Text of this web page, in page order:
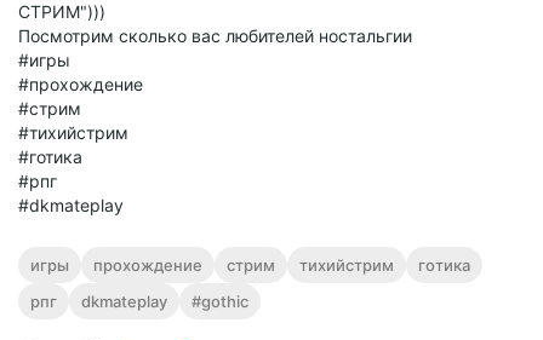
СТРИМ")))
Посмотрим сколько вас любителей ностальгии
#игры
#прохождение
#стрим
#тихийстрим
#готика
#рпг
#dkmateplay
игры прохождение стрим тихийстрим
готика
рпг
dkmateplay #gothic